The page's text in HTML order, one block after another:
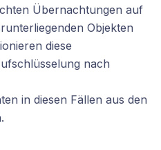
Übernachtungen auf
Objekten
diese
nach
in diesen Fällen aus den